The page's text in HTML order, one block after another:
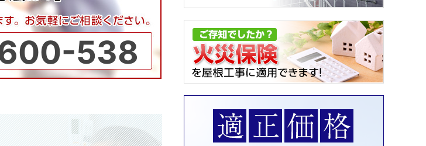
538